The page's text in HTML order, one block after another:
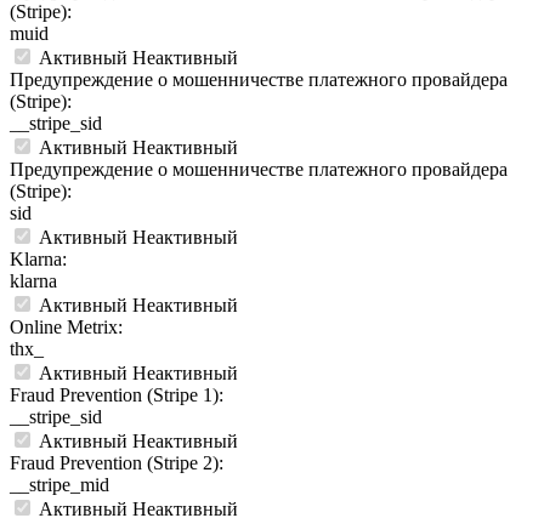
(Stripe):
muid
Активный Неактивный
Предупреждение о мошенничестве платежного провайдера
(Stripe):
__stripe_sid
Активный Неактивный
Предупреждение о мошенничестве платежного провайдера
(Stripe):
sid
Активный Неактивный
Klarna:
klarna
Активный Неактивный
Online Metrix:
thx_
Активный Неактивный
Fraud Prevention (Stripe 1):
__stripe_sid
Активный Неактивный
Fraud Prevention (Stripe 2):
__stripe_mid
Активный Неактивный